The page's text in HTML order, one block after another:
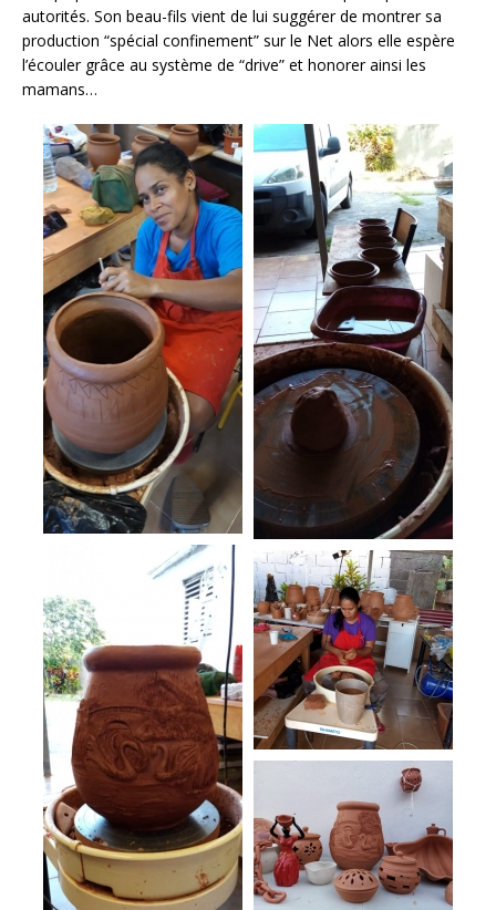
autorités. Son beau-fils vient de lui suggérer de montrer sa
production “spécial confinement” sur le Net alors elle espère
l’écouler grâce au système de “drive” et honorer ainsi les
mamans…